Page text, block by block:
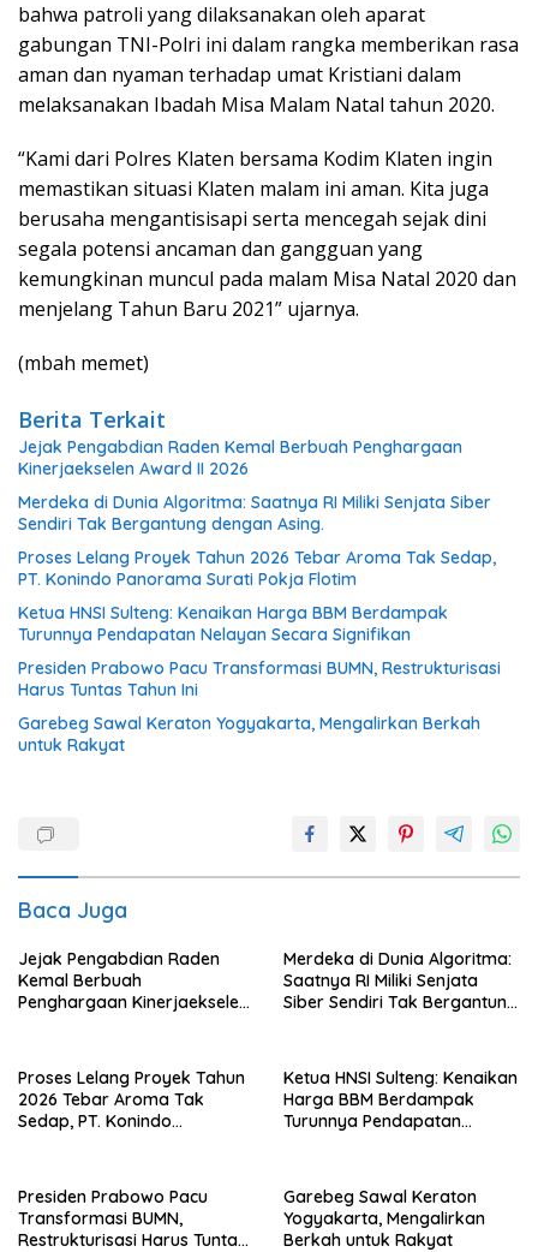
bahwa patroli yang dilaksanakan oleh aparat
gabungan TNI-Polri ini dalam rangka memberikan rasa
aman dan nyaman terhadap umat Kristiani dalam
melaksanakan Ibadah Misa Malam Natal tahun 2020.
“Kami dari Polres Klaten bersama Kodim Klaten ingin
memastikan situasi Klaten malam ini aman. Kita juga
berusaha mengantisisapi serta mencegah sejak dini
segala potensi ancaman dan gangguan yang
kemungkinan muncul pada malam Misa Natal 2020 dan
menjelang Tahun Baru 2021” ujarnya.
(mbah memet)
Berita Terkait
Jejak Pengabdian Raden Kemal Berbuah Penghargaan
Kinerjaekselen Award II 2026
Merdeka di Dunia Algoritma: Saatnya RI Miliki Senjata Siber
Sendiri Tak Bergantung dengan Asing.
Proses Lelang Proyek Tahun 2026 Tebar Aroma Tak Sedap,
PT. Konindo Panorama Surati Pokja Flotim
Ketua HNSI Sulteng: Kenaikan Harga BBM Berdampak
Turunnya Pendapatan Nelayan Secara Signifikan
Presiden Prabowo Pacu Transformasi BUMN, Restrukturisasi
Harus Tuntas Tahun Ini
Garebeg Sawal Keraton Yogyakarta, Mengalirkan Berkah
untuk Rakyat
Baca Juga
Jejak Pengabdian Raden
Kemal Berbuah
Penghargaan Kinerjaekselen
Merdeka di Dunia Algoritma:
Saatnya RI Miliki Senjata
Siber Sendiri Tak Bergantung
Proses Lelang Proyek Tahun
2026 Tebar Aroma Tak
Sedap, PT. Konindo
Ketua HNSI Sulteng: Kenaikan
Harga BBM Berdampak
Turunnya Pendapatan
Presiden Prabowo Pacu
Transformasi BUMN,
Restrukturisasi Harus Tuntas
Garebeg Sawal Keraton
Yogyakarta, Mengalirkan
Berkah untuk Rakyat